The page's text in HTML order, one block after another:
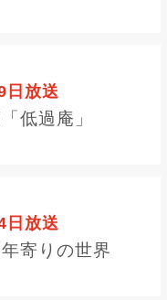
日放送
低過庵」
日放送
寄りの世界